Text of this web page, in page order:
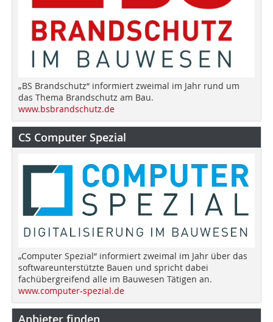
„BS Brandschutz“ informiert zweimal im Jahr rund um
das Thema Brandschutz am Bau.
www.bsbrandschutz.de
CS Computer Spezial
„Computer Spezial“ informiert zweimal im Jahr über das
softwareunterstützte Bauen und spricht dabei
fachübergreifend alle im Bauwesen Tätigen an.
www.computer-spezial.de
Anbieter finden